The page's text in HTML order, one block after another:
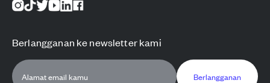
Berlangganan ke newsletter kami
Berlangganan